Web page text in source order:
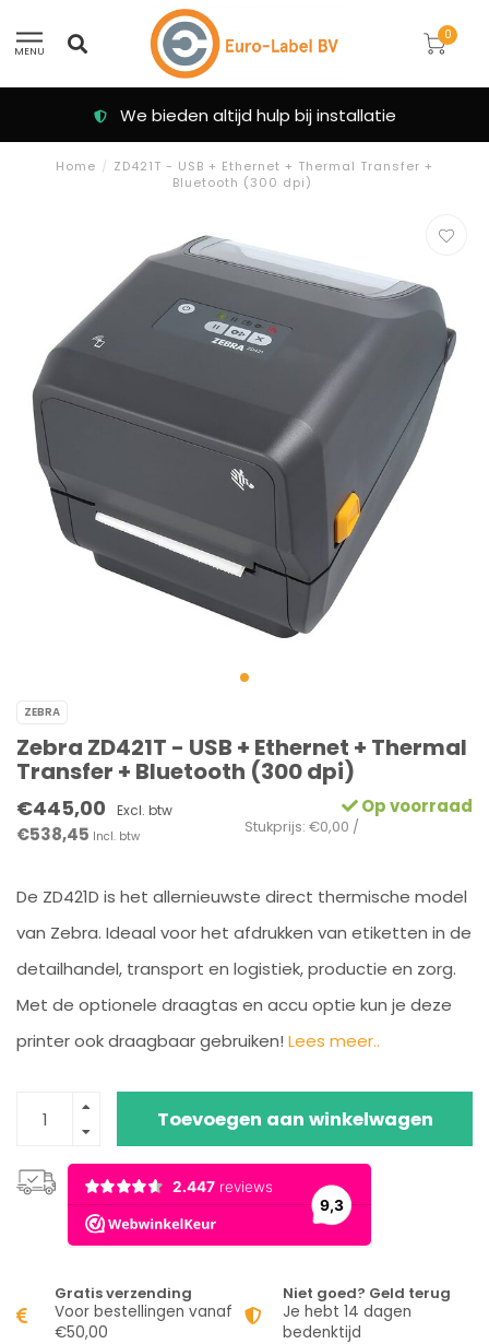
MENU
0
We bieden altijd hulp bij installatie
Home / ZD421T - USB + Ethernet + Thermal Transfer +
Bluetooth (300 dpi)
ZEBRA
Zebra ZD421T - USB + Ethernet + Thermal
Transfer + Bluetooth (300 dpi)
€445,00 Excl. btw
€538,45 Incl. btw
Op voorraad
Stukprijs: €0,00 /
De ZD421D is het allernieuwste direct thermische model
van Zebra. Ideaal voor het afdrukken van etiketten in de
detailhandel, transport en logistiek, productie en zorg.
Met de optionele draagtas en accu optie kun je deze
printer ook draagbaar gebruiken! Lees meer..
Toevoegen aan winkelwagen
Gratis verzending
Voor bestellingen vanaf
€50,00
Niet goed? Geld terug
Je hebt 14 dagen
bedenktijd